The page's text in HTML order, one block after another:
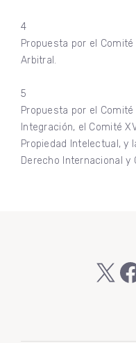
4
Propuesta por el
Arbitral.
5
Propuesta por el Comité
Integración, el Comité
Propiedad Intelectual, y
Derecho Internacional y
X